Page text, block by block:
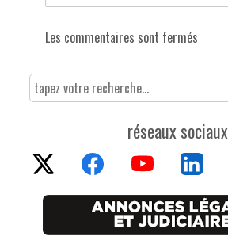
Les commentaires sont fermés
réseaux sociaux